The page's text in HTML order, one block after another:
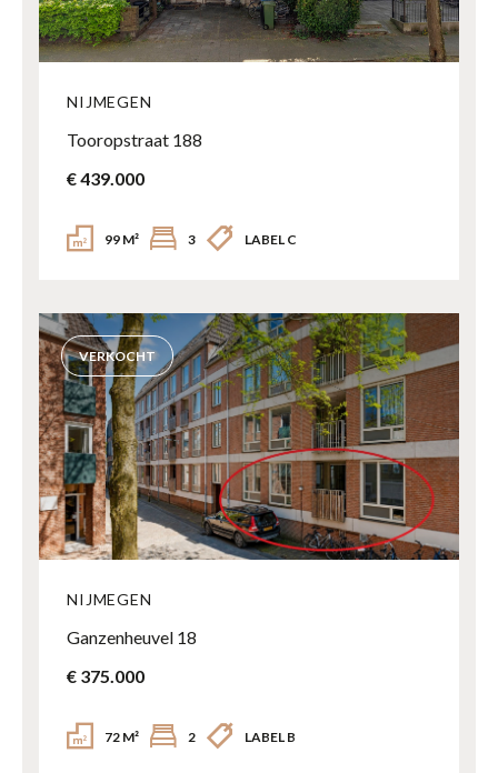
NIJMEGEN
Tooropstraat 188
€ 439.000
99 M² 3 LABEL C
VERKOCHT
NIJMEGEN
Ganzenheuvel 18
€ 375.000
72 M² 2 LABEL B